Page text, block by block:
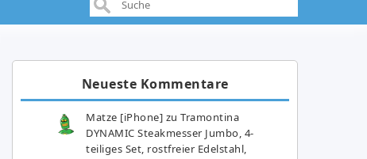
Neueste Kommentare
Matze [iPhone] zuTramontina
DYNAMIC Steakmesser Jumbo, 4-
teiliges Set, rostfreier Edelstahl,